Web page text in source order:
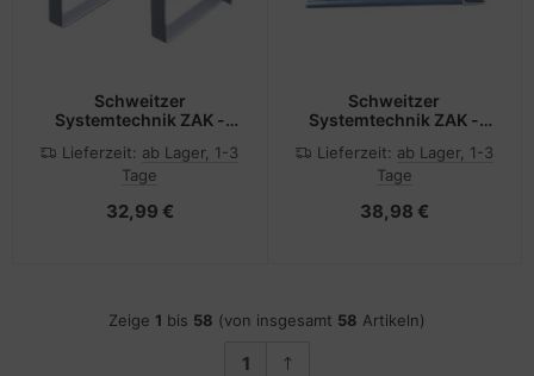
Schweitzer
Systemtechnik ZAK -
RAL 7035 - 48.3 cm (19")
Lieferzeit: ab Lager, 1-3
Tage
32,99 €
Schweitzer
Systemtechnik ZAK -
(19")
Lieferzeit: ab Lager, 1-3
Tage
38,98 €
Zeige 1 bis 58 (von insgesamt 58 Artikeln)
1